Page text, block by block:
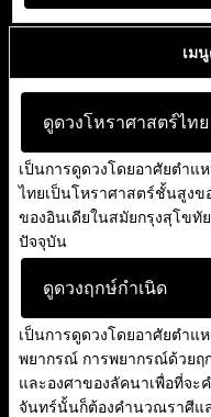
เม
ดูดวงโหราศาสตร์ไทย
เป็นการดูดวงโดยอาศัยตำแ
ไทยเป็นโหราศาสตร์ชั้นสูง
ของอินเดียในสมัยกรุงสุโข
ปัจจุบัน
ดูดวงฤกษ์กำเนิด
เป็นการดูดวงโดยอาศัยตำแ
พยากรณ์ การพยากรณ์ด้วย
และองศาของลัคนาเพื่อที่จ
จันทร์นั้นก็ต้องคำนวณราศีแ